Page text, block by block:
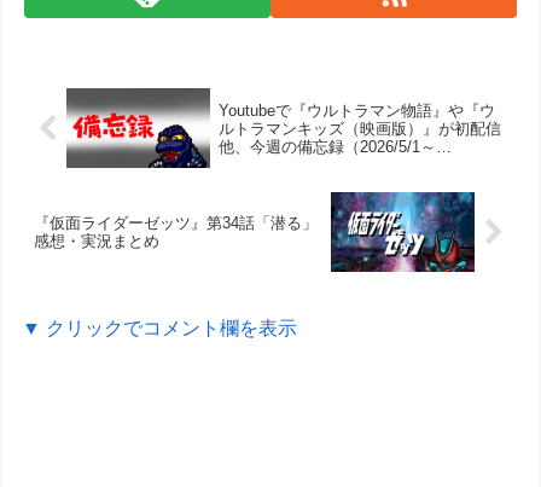
Youtubeで『ウルトラマン物語』や『ウ
ルトラマンキッズ（映画版）』が初配信
他、今週の備忘録（2026/5/1～
『仮面ライダーゼッツ』第34話「潜る」
感想・実況まとめ
▼ クリックでコメント欄を表示